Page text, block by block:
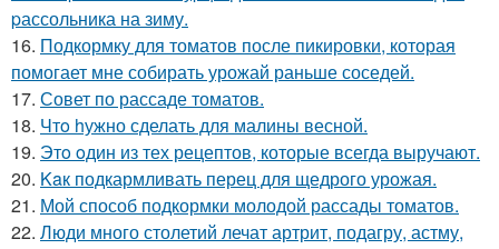
pассольника на зиму.
16. Подкормку для томатов после пикировки, которая
помогает мне собирать урожай раньше соседей.
17. Совет по рассаде томатов.
18. Чтo hужно сделать для малины весной.
19. Этo oдин из тех рецептов, которые всегда выручают.
20. Kaк подкармливать перец для щедрого урожая.
21. Мой способ подкормки молодой рассады томатов.
22. Люди много столетий лечат артрит, подагру, астму,